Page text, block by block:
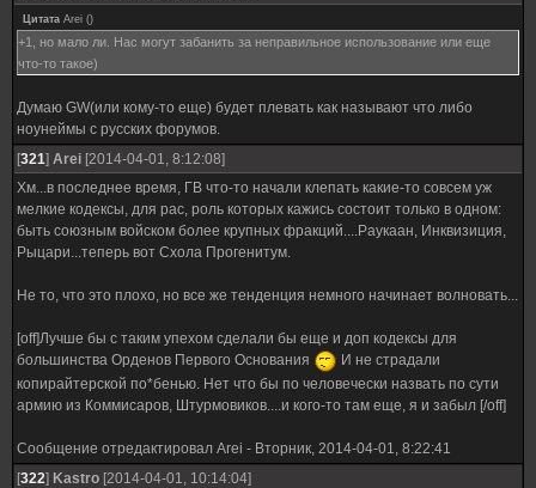
Цитата Arei ()
+1, но мало ли. Нас могут забанить за неправильное использование или еще
что-то такое)
Думаю GW(или кому-то еще) будет плевать как называют что либо
ноунеймы с русских форумов.
[321] Arei [2014-04-01, 8:12:08]
Хм...в последнее время, ГВ что-то начали клепать какие-то совсем уж
мелкие кодексы, для рас, роль которых кажись состоит только в одном:
быть союзным войском более крупных фракций....Раукаан, Инквизиция,
Рыцари...теперь вот Схола Прогенитум.
Не то, что это плохо, но все же тенденция немного начинает волновать...
[off]Лучше бы с таким упехом сделали бы еще и доп кодексы для
большинства Орденов Первого Основания
И не страдали
копирайтерской по*бенью. Нет что бы по человечески назвать по сути
армию из Коммисаров, Штурмовиков....и кого-то там еще, я и забыл [/off]
Сообщение отредактировал Arei - Вторник, 2014-04-01, 8:22:41
[322] Kastro [2014-04-01, 10:14:04]